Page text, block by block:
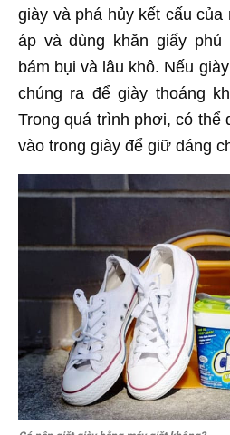
giày và phá hủy kết cấu
áp và dùng khăn giấy phủ
bám bụi và lâu khô. Nếu
chúng ra để giày thoáng
Trong quá trình phơi, có thể
vào trong giày để giữ dáng